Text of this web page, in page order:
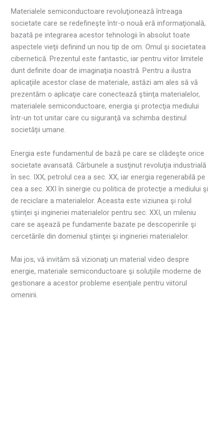
Materialele semiconductoare revoluţionează întreaga
societate care se redefineşte într-o nouă eră informaţională,
bazată pe integrarea acestor tehnologii în absolut toate
aspectele vieţii definind un nou tip de om. Omul şi societatea
cibernetică. Prezentul este fantastic, iar pentru viitor limitele
dunt definite doar de imaginaţia noastră. Pentru a ilustra
aplicaţiile acestor clase de materiale, astăzi am ales să vă
prezentăm o aplicaţie care conectează ştiinţa materialelor,
materialele semiconductoare, energia şi protecţia mediului
într-un tot unitar care cu siguranţă va schimba destinul
societăţii umane.
Energia este fundamentul de bază pe care se clădeşte orice
societate avansată. Cărbunele a susţinut revoluţia industrială
în sec. IXX, petrolul cea a sec. XX, iar energia regenerabilă pe
cea a sec. XXI în sinergie cu politica de protecţie a mediului şi
de reciclare a materialelor. Aceasta este viziunea şi rolul
ştiinţei şi ingineriei materialelor pentru sec. XXI, un mileniu
care se aşează pe fundamente bazate pe descoperirile şi
cercetările din domeniul ştiinţei şi ingineriei materialelor.
Mai jos, vă invităm să vizionaţi un material video despre
energie, materiale semiconductoare şi soluţiile moderne de
gestionare a acestor probleme esenţiale pentru viitorul
omenirii.